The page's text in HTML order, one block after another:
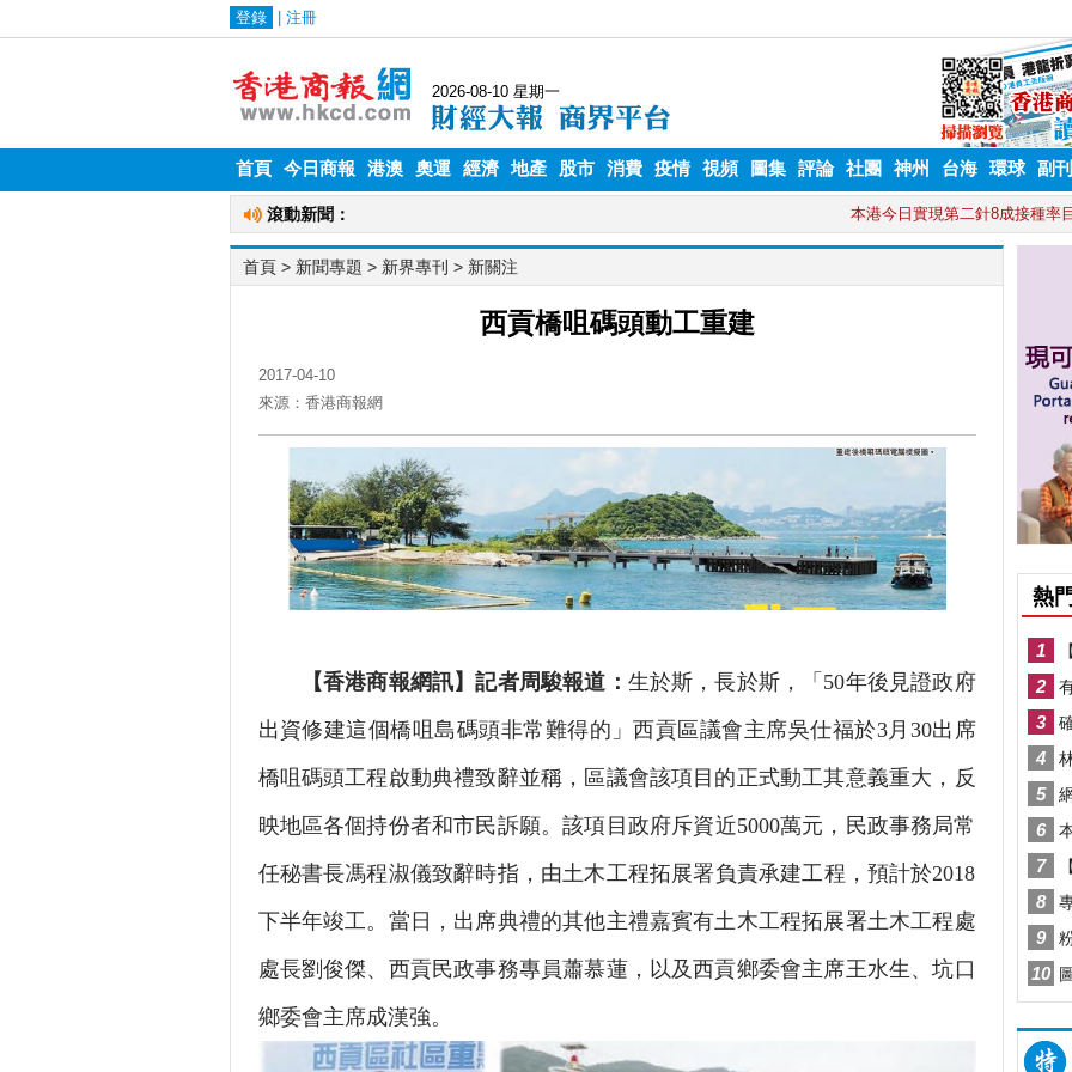
首頁 今日商報 港澳 奧運 經濟 地產 股市 消費 疫情 視頻 圖集 評論 社團 神州 台海 環球 副刊
首頁 > 新聞專題 > 新界專刊 > 新關注
西貢橋咀碼頭動工重建
2017-04-10
來源：香港商報網
【香港商報網訊】記者周駿報道： 生於斯，長於斯，「50年後見證政府
出資修建這個橋咀島碼頭非常難得的」西貢區議會主席吳仕福於3月30出席
橋咀碼頭工程啟動典禮致辭並稱，區議會該項目的正式動工其意義重大，反
映地區各個持份者和市民訴願。該項目政府斥資近5000萬元，民政事務局常
任秘書長馮程淑儀致辭時指，由土木工程拓展署負責承建工程，預計於2018
下半年竣工。當日，出席典禮的其他主禮嘉賓有土木工程拓展署土木工程處
處長劉俊傑、西貢民政事務專員蕭慕蓮，以及西貢鄉委會主席王水生、坑口
鄉委會主席成漢強。